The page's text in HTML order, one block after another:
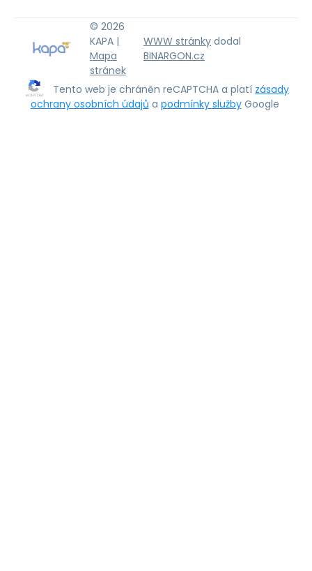
© 2026
KAPA |
Mapa
stránek
WWW stránky dodal
BINARGON.cz
Tento web je chráněn reCAPTCHA a platí zásady
ochrany osobních údajů a podmínky služby Google